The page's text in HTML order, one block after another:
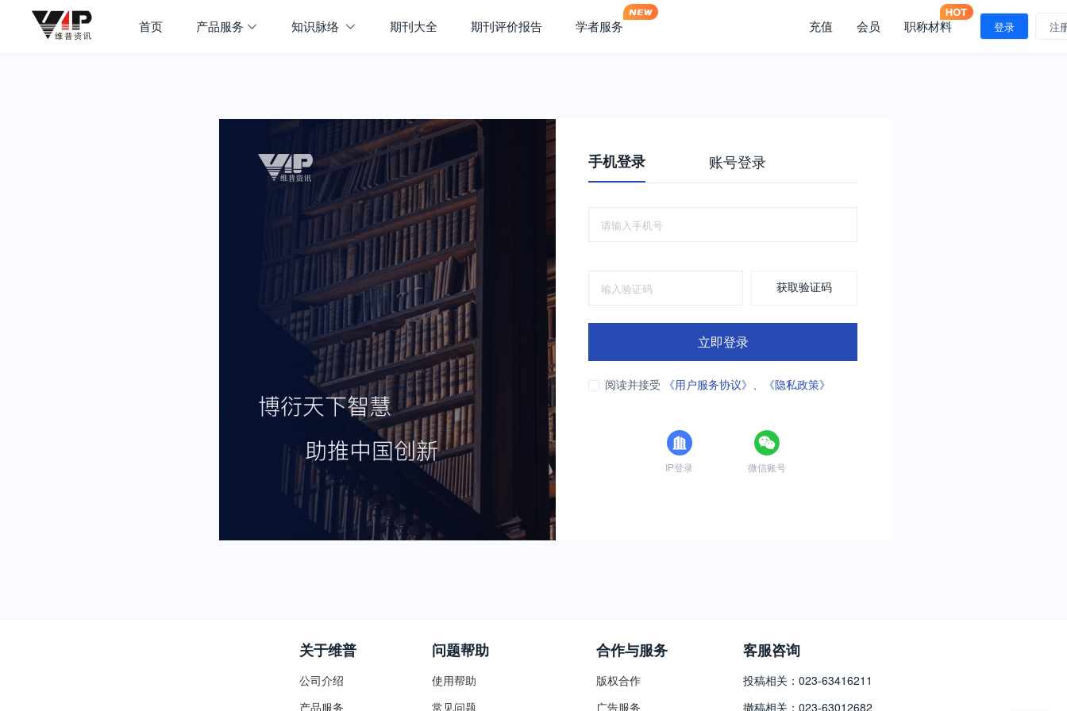
首页 产品服务 知识脉络 期刊大全 期刊评价报告 学者服务 充值 会员 职称材料 登录 注
手机登录 账号登录
获取验证码
立即登录
阅读并接受 《用户服务协议》 、 《隐私政策》
IP登录 微信账号
关于维普
公司介绍
产品服务
问题帮助
使用帮助
常见问题
合作与服务
版权合作
广告服务
客服咨询
投稿相关：023-63416211
撤稿相关：023-63012682